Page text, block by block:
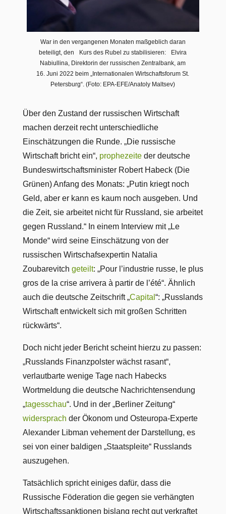
War in den vergangenen Monaten maßgeblich daran
beteiligt, den Kurs des Rubel zu stabilisieren: Elvira
Nabiullina, Direktorin der russischen Zentralbank, am
16. Juni 2022 beim „Internationalen Wirtschaftsforum St.
Petersburg“. (Foto: EPA-EFE/Anatoly Maltsev)
Über den Zustand der russischen Wirtschaft
machen derzeit recht unterschiedliche
Einschätzungen die Runde. „Die russische
Wirtschaft bricht ein“, prophezeiteder deutsche
Bundeswirtschaftsminister Robert Habeck (Die
Grünen) Anfang des Monats: „Putin kriegt noch
Geld, aber er kann es kaum noch ausgeben. Und
die Zeit, sie arbeitet nicht für Russland, sie arbeitet
gegen Russland.“ In einem Interview mit „Le
Monde“ wird seine Einschätzung von der
russischen Wirtschafsexpertin Natalia
Zoubarevitch geteilt: „Pour l’industrie russe, le plus
gros de la crise arrivera à partir de l’été“. Ähnlich
auch die deutsche Zeitschrift „Capital “: „Russlands
Wirtschaft entwickelt sich mit großen Schritten
rückwärts“.
Doch nicht jeder Bericht scheint hierzu zu passen:
„Russlands Finanzpolster wächst rasant“,
verlautbarte wenige Tage nach Habecks
Wortmeldung die deutsche Nachrichtensendung
„tagesschau“. Und in der „Berliner Zeitung“
widersprach der Ökonom und Osteuropa-Experte
Alexander Libman vehement der Darstellung, es
sei von einer baldigen „Staatspleite“ Russlands
auszugehen.
Tatsächlich spricht einiges dafür, dass die
Russische Föderation die gegen sie verhängten
Wirtschaftssanktionen bislang recht gut verkraftet